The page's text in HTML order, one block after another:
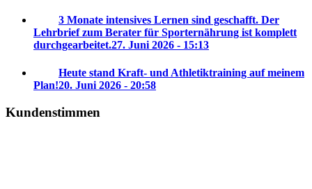
3 Monate intensives Lernen sind geschafft. Der
Lehrbrief zum Berater für Sporternährung ist komplett
durchgearbeitet.27. Juni 2026 - 15:13
Heute stand Kraft- und Athletiktraining auf meinem
Plan!20. Juni 2026 - 20:58
Kundenstimmen